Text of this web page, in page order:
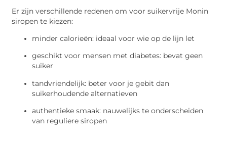
Er zijn verschillende redenen om voor suikervrije Monin
siropen te kiezen:
minder calorieën: ideaal voor wie op de lijn let
geschikt voor mensen met diabetes: bevat geen
suiker
tandvriendelijk: beter voor je gebit dan
suikerhoudende alternatieven
authentieke smaak: nauwelijks te onderscheiden
van reguliere siropen